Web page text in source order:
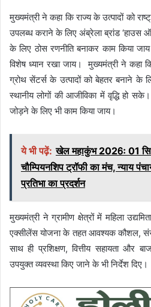
मुख्यमंत्री ने कहा कि राज्य के उत्पादों को
उपलब्ध कराने के लिए अंब्रेला ब्रांड ‘हाउस
के लिए ठोस रणनीति बनाकर काम किया
विशेष ध्यान रखा जाय। मुख्यमंत्री ने कहा
ग्रोथ सेंटर्स के उत्पादों को बेहतर बनाने के
स्थानीय लोगों की आजीविका में वृद्धि हो
जोड़ने के लिए भी काम किया जाय।
ये भी पढ़ें: खेल महाकुंभ 2026ः 01
चौम्पियनशिप ट्रॉफी का मंच, न्याय
प्रतिभा का प्रदर्शन
मुख्यमंत्री ने ग्रामीण क्षेत्रों में महिला
एक्सीलेंस योजना के तहत आवश्यक कौशल,
साथ ही प्रशिक्षण, वित्तीय सहायता और
उपयुक्त व्यवस्था किए जाने के भी निर्देश दिए।